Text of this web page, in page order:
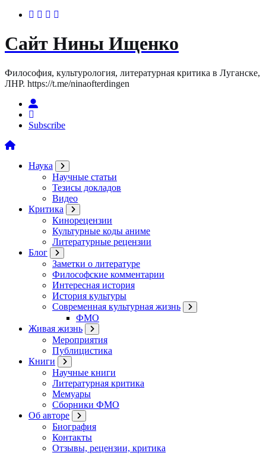
Сайт Нины Ищенко
Философия, культурология, литературная критика в Луганске,
ЛНР. https://t.me/ninaofterdingen
Subscribe
Наука
Научные статьи
Тезисы докладов
Видео
Критика
Кинорецензии
Культурные коды аниме
Литературные рецензии
Блог
Заметки о литературе
Философские комментарии
Интересная история
История культуры
Современная культурная жизнь
ФМО
Живая жизнь
Мероприятия
Публицистика
Книги
Научные книги
Литературная критика
Мемуары
Сборники ФМО
Об авторе
Биография
Контакты
Отзывы, рецензии, критика